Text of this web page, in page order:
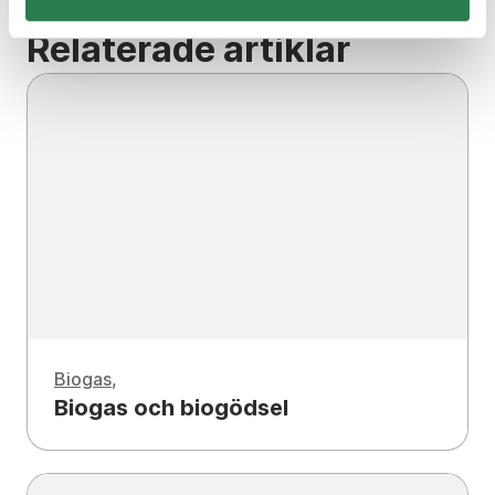
Relaterade artiklar
Biogas
Biogas och biogödsel